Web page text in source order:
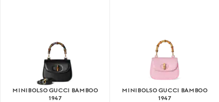
MINIBOLSO GUCCI BAMBOO
1947
MINIBOLSO GUCCI BAMBOO
1947